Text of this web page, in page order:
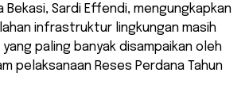
Bekasi, Sardi Effendi, mengungkapkan
infrastruktur lingkungan masih
paling banyak disampaikan oleh
pelaksanaan Reses Perdana Tahun